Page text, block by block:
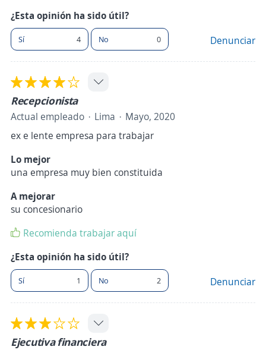
¿Esta opinión ha sido útil?
Sí 4 No 0 Denunciar
Recepcionista
Actual empleado Lima
Mayo, 2020
ex e lente empresa para trabajar
Lo mejor
una empresa muy bien constituida
A mejorar
su concesionario
Recomienda trabajar aquí
¿Esta opinión ha sido útil?
Sí 1 No 2 Denunciar
Ejecutiva financiera